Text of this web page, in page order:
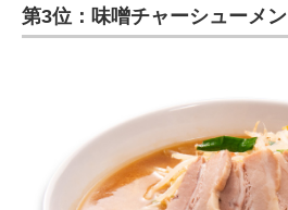
ITの今と未来を見通す
進化するPCとデバイスの未来
好きが集まる 比べて選べる
第3位：味噌チャーシューメン